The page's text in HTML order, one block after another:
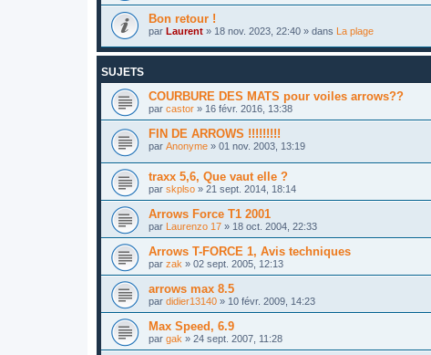
Bon retour !
par Laurent » 18 nov. 2023, 22:40 » dans La plage
SUJETS
COURBURE DES MATS pour voiles arrows??
par castor » 16 févr. 2016, 13:38
FIN DE ARROWS !!!!!!!!!
par Anonyme » 01 nov. 2003, 13:19
traxx 5,6, Que vaut elle ?
par skplso » 21 sept. 2014, 18:14
Arrows Force T1 2001
par Laurenzo 17 » 18 oct. 2004, 22:33
Arrows T-FORCE 1, Avis techniques
par zak » 02 sept. 2005, 12:13
arrows max 8.5
par didier13140 » 10 févr. 2009, 14:23
Max Speed, 6.9
par gak » 24 sept. 2007, 11:28